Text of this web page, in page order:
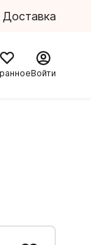
Доставка
Войти